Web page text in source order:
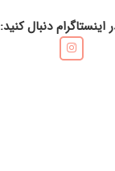
اینستاگرام دنبال کنید: